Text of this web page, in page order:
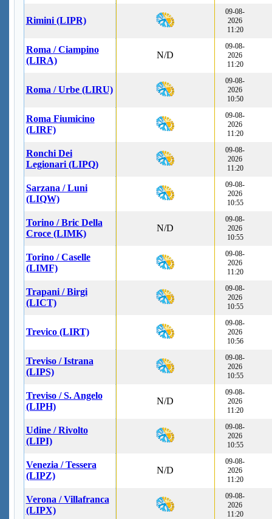
Rimini (LIPR)
09-08-
2026
11:20
Roma / Ciampino
(LIRA)
N/D
09-08-
2026
11:20
Roma / Urbe (LIRU)
09-08-
2026
10:50
Roma Fiumicino
(LIRF)
09-08-
2026
11:20
Ronchi Dei
Legionari (LIPQ)
09-08-
2026
11:20
Sarzana / Luni
(LIQW)
09-08-
2026
10:55
Torino / Bric Della
Croce (LIMK)
N/D
09-08-
2026
10:55
Torino / Caselle
(LIMF)
09-08-
2026
11:20
Trapani / Birgi
(LICT)
09-08-
2026
10:55
Trevico (LIRT)
09-08-
2026
10:56
Treviso / Istrana
(LIPS)
09-08-
2026
10:55
Treviso / S. Angelo
(LIPH)
N/D
09-08-
2026
11:20
Udine / Rivolto
(LIPI)
09-08-
2026
10:55
Venezia / Tessera
(LIPZ)
N/D
09-08-
2026
11:20
Verona / Villafranca
(LIPX)
09-08-
2026
11:20